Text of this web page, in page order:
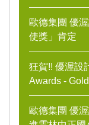
歐德集團 優
使獎」肯定
狂賀!! 優渥設
Awards -
歐德集團 優